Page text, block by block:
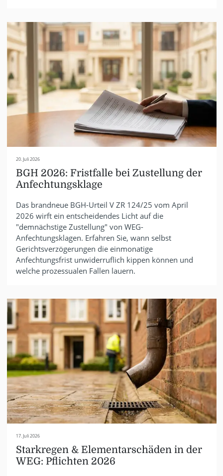
20. Juli 2026
BGH 2026: Fristfalle bei Zustellung der
Anfechtungsklage
Das brandneue BGH-Urteil V ZR 124/25 vom April
2026 wirft ein entscheidendes Licht auf die
"demnächstige Zustellung" von WEG-
Anfechtungsklagen. Erfahren Sie, wann selbst
Gerichtsverzögerungen die einmonatige
Anfechtungsfrist unwiderruflich kippen können und
welche prozessualen Fallen lauern.
17. Juli 2026
Starkregen & Elementarschäden in der
WEG: Pflichten 2026